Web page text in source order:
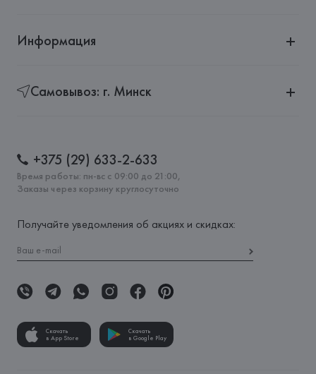
Информация
Самовывоз: г. Минск
+375 (29) 633-2-633
Время работы: пн-вс с 09:00 до 21:00,
Заказы через корзину круглосуточно
Получайте уведомления об акциях и скидках:
Скачать
в App Store
Скачать
в Google Play